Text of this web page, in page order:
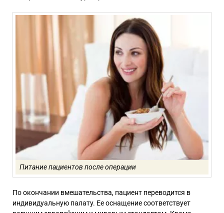
Питание пациентов после операции
По окончании вмешательства, пациент переводится в
индивидуальную палату. Ее оснащение соответствует